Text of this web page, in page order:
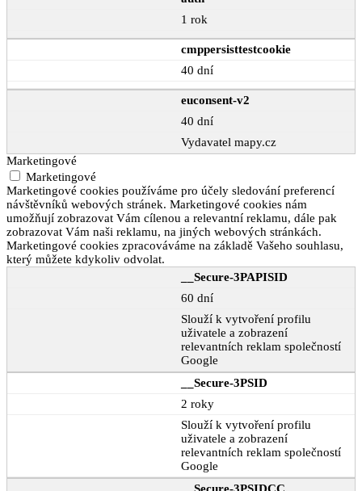
1 rok
cmppersisttestcookie
40 dní
euconsent-v2
40 dní
Vydavatel mapy.cz
Marketingové
Marketingové
Marketingové cookies používáme pro účely sledování preferencí
návštěvníků webových stránek. Marketingové cookies nám
umožňují zobrazovat Vám cílenou a relevantní reklamu, dále pak
zobrazovat Vám naši reklamu, na jiných webových stránkách.
Marketingové cookies zpracováváme na základě Vašeho souhlasu,
který můžete kdykoliv odvolat.
__Secure-3PAPISID
60 dní
Slouží k vytvoření profilu
uživatele a zobrazení
relevantních reklam společností
Google
__Secure-3PSID
2 roky
Slouží k vytvoření profilu
uživatele a zobrazení
relevantních reklam společností
Google